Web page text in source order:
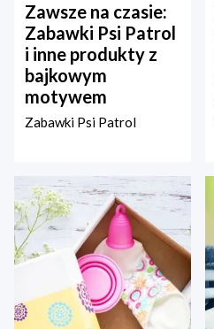
Zawsze na czasie:
Zabawki Psi Patrol
i inne produkty z
bajkowym
motywem
Zabawki Psi Patrol